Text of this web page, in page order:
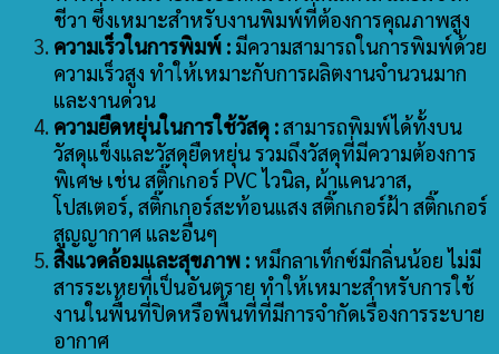
ชีวา ซึ่งเหมาะสำหรับงานพิมพ์ที่ต้องการคุณภาพสูง
ความเร็วในการพิมพ์ : มีความสามารถในการพิมพ์ด้วย
ความเร็วสูง ทำให้เหมาะกับการผลิตงานจำนวนมาก
และงานด่วน
ความยืดหยุ่นในการใช้วัสดุ :สามารถพิมพ์ได้ทั้งบน
วัสดุแข็งและวัสดุยืดหยุ่น รวมถึงวัสดุที่มีความต้องการ
พิเศษ เช่น สติ๊กเกอร์ PVC ไวนิล, ผ้าแคนวาส,
โปสเตอร์, สติ๊กเกอร์สะท้อนแสง สติ๊กเกอร์ฝ้า สติ๊กเกอร์
สูญญากาศ และอื่นๆ
สิ่งแวดล้อมและสุขภาพ : หมึกลาเท็กซ์มีกลิ่นน้อย ไม่มี
สารระเหยที่เป็นอันตราย ทำให้เหมาะสำหรับการใช้
งานในพื้นที่ปิดหรือพื้นที่ที่มีการจำกัดเรื่องการระบาย
อากาศ